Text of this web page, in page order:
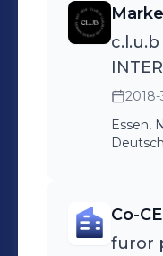
c.l.u.b
2018-
Essen,
Co-
furor